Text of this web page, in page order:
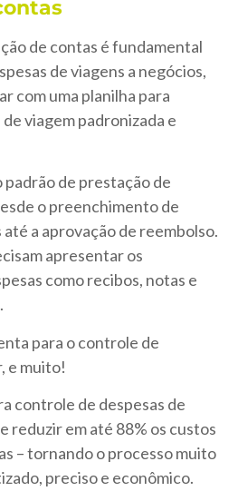
de contas é fundamental
de viagens a negócios,
com uma planilha para
viagem padronizada e
de prestação de
o preenchimento de
a aprovação de reembolso.
apresentar os
como recibos, notas e
para o controle de
e muito!
controle de despesas de
reduzir em até 88% os custos
– tornando o processo muito
preciso e econômico.